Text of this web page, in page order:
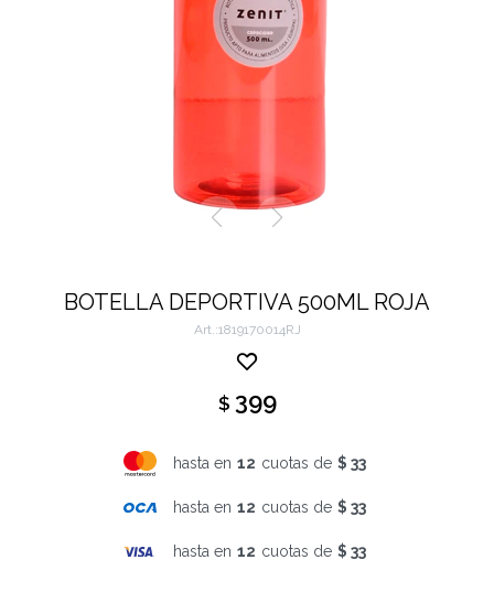
BOTELLA DEPORTIVA 500ML ROJA
1819170014RJ
$ 399
hasta en 12 cuotas de $ 33
hasta en 12 cuotas de $ 33
hasta en 12 cuotas de $ 33